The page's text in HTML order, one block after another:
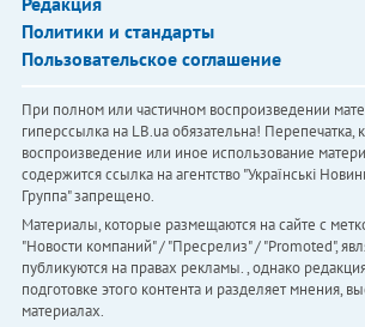
Политики и стандарты
Пользовательское соглашение
При полном или частичном воспроизведении
гиперссылка на LB.ua обязательна! Перепечатка,
воспроизведение или иное использование
содержится ссылка на агентство "Українськi
Группа" запрещено.
Материалы, которые размещаются на сайте с
"Новости компаний" / "Пресрелиз" / "Promoted",
публикуются на правах рекламы. , однако
подготовке этого контента и разделяет мнения,
материалах.